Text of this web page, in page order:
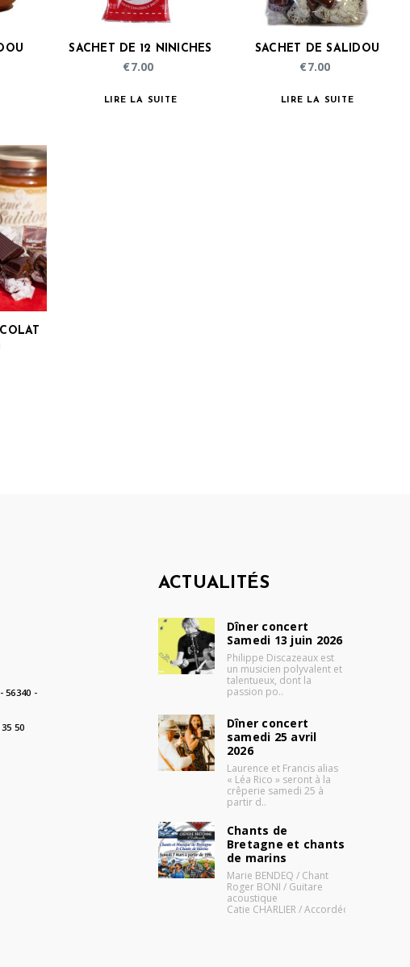
SACHET DE 12 NINICHES
€7.00
LIRE LA SUITE
SACHET DE SALIDOU
€7.00
LIRE LA SUITE
56340 -
50
ACTUALITÉS
Dîner concert
Samedi 13 juin 2026
Philippe Discazeaux est
un musicien polyvalent et
talentueux, dont la
passion po..
Dîner concert
samedi 25 avril
2026
Laurence et Francis alias
« Léa Rico » seront à la
crêperie samedi 25 à
partir d..
Chants de
Bretagne et chants
de marins
Marie BENDEQ / Chant
Roger BONI / Guitare
acoustique
Catie CHARLIER / Accordéo..